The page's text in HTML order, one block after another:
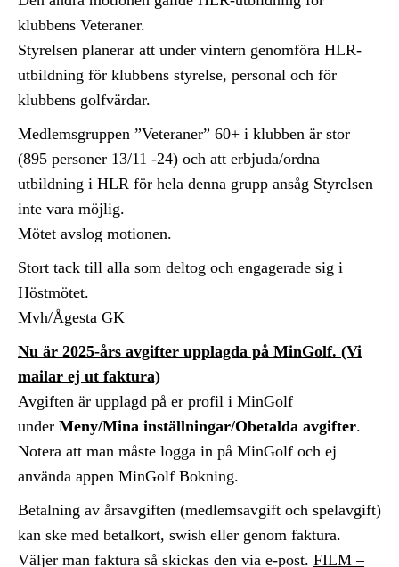
klubbens Veteraner.
Styrelsen planerar att under vintern genomföra HLR-
utbildning för klubbens styrelse, personal och för
klubbens golfvärdar.
Medlemsgruppen ”Veteraner” 60+ i klubben är stor
(895 personer 13/11 -24) och att erbjuda/ordna
utbildning i HLR för hela denna grupp ansåg Styrelsen
inte vara möjlig.
Mötet avslog motionen.
Stort tack till alla som deltog och engagerade sig i
Höstmötet.
Mvh/Ågesta GK
Nu är 2025-års avgifter upplagda på MinGolf. (Vi
mailar ej ut faktura)
Avgiften är upplagd på er profil i MinGolf
under Meny/Mina inställningar/Obetalda avgifter.
Notera att man måste logga in på MinGolf och ej
använda appen MinGolf Bokning.
Betalning av årsavgiften (medlemsavgift och spelavgift)
kan ske med betalkort, swish eller genom faktura.
Väljer man faktura så skickas den via e-post. FILM –